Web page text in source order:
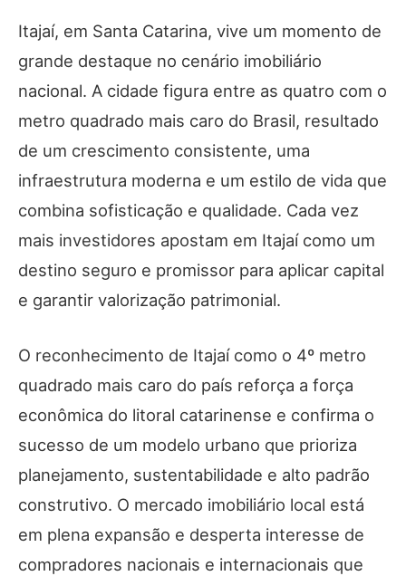
Itajaí, em Santa Catarina, vive um momento de
grande destaque no cenário imobiliário
nacional. A cidade figura entre as quatro com o
metro quadrado mais caro do Brasil, resultado
de um crescimento consistente, uma
infraestrutura moderna e um estilo de vida que
combina sofisticação e qualidade. Cada vez
mais investidores apostam em Itajaí como um
destino seguro e promissor para aplicar capital
e garantir valorização patrimonial.
O reconhecimento de Itajaí como o 4º metro
quadrado mais caro do país reforça a força
econômica do litoral catarinense e confirma o
sucesso de um modelo urbano que prioriza
planejamento, sustentabilidade e alto padrão
construtivo. O mercado imobiliário local está
em plena expansão e desperta interesse de
compradores nacionais e internacionais que